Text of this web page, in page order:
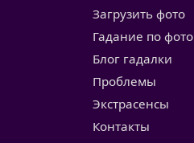
Загрузить фото
Гадание по фото
Блог гадалки
Проблемы
Экстрасенсы
Контакты